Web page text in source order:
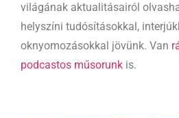
világának aktualitásairól
helyszíni tudósításokkal,
oknyomozásokkal jövünk. Van
podcastos műsorunk is.